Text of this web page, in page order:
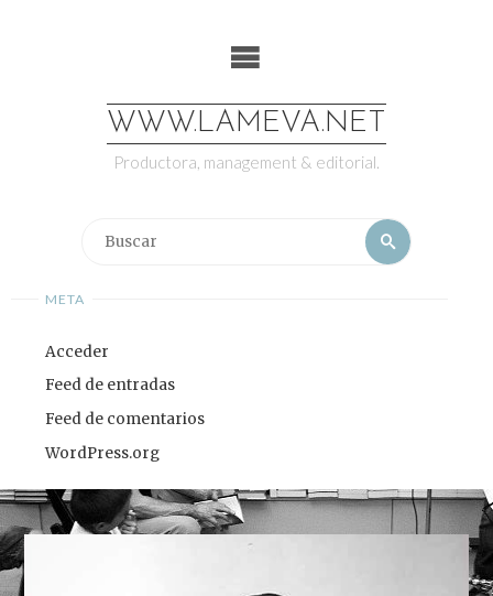
WWW.LAMEVA.NET
Productora, management & editorial.
Buscar
META
Acceder
Feed de entradas
Feed de comentarios
WordPress.org